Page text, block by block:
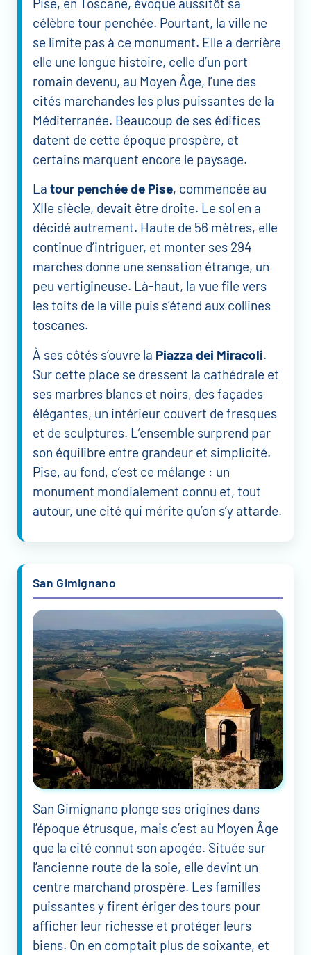
célèbre tour penchée. Pourtant, la ville ne
se limite pas à ce monument. Elle a derrière
elle une longue histoire, celle d’un port
romain devenu, au Moyen Âge, l’une des
cités marchandes les plus puissantes de la
Méditerranée. Beaucoup de ses édifices
datent de cette époque prospère, et
certains marquent encore le paysage.
La tour penchée de Pise, commencée au
XIIe siècle, devait être droite. Le sol en a
décidé autrement. Haute de 56 mètres, elle
continue d’intriguer, et monter ses 294
marches donne une sensation étrange, un
peu vertigineuse. Là-haut, la vue file vers
les toits de la ville puis s’étend aux collines
toscanes.
À ses côtés s’ouvre la Piazza dei Miracoli.
Sur cette place se dressent la cathédrale et
ses marbres blancs et noirs, des façades
élégantes, un intérieur couvert de fresques
et de sculptures. L’ensemble surprend par
son équilibre entre grandeur et simplicité.
Pise, au fond, c’est ce mélange : un
monument mondialement connu et, tout
autour, une cité qui mérite qu’on s’y attarde.
San Gimignano
San Gimignano plonge ses origines dans
l’époque étrusque, mais c’est au Moyen Âge
que la cité connut son apogée. Située sur
l’ancienne route de la soie, elle devint un
centre marchand prospère. Les familles
puissantes y firent ériger des tours pour
afficher leur richesse et protéger leurs
biens. On en comptait plus de soixante, et